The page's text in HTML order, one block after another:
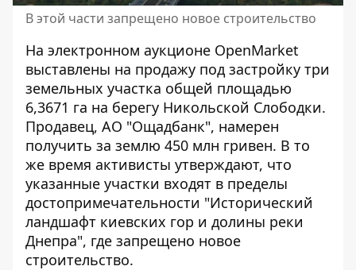
В этой части запрещено новое строительство
На электронном аукционе OpenMarket
выставлены на продажу под застройку три
земельных участка общей площадью
6,3671 га на берегу Никольской Слободки.
Продавец, АО "Ощадбанк", намерен
получить за землю 450 млн гривен. В то
же время активисты утверждают, что
указанные участки входят в пределы
достопримечательности "Исторический
ландшафт киевских гор и долины реки
Днепра", где запрещено новое
строительство.